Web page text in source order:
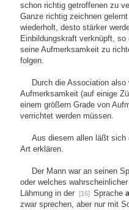
schon richtig getroffenen zu
Ganze richtig zeichnen
wiederholt, desto stärker
Einbildungskraft verknüpft,
seine Aufmerksamkeit zu
folgen.
Durch die Association
Aufmerksamkeit (auf einige
einem größern Grade von
verrichtet werden müssen.
Aus diesem allen läßt sich
Art erklären.
Der Mann war an seinen
oder welches
Lähmung in der
[16] Sprache
zwar sprechen, aber nur mit